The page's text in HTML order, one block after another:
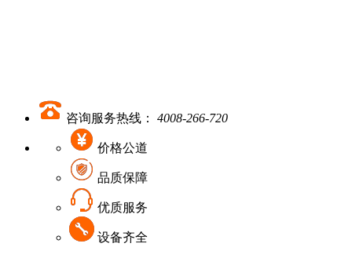
咨询服务热线： 4008-266-720
价格公道
品质保障
优质服务
设备齐全